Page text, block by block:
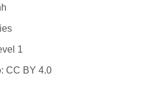
1
: CC BY 4.0